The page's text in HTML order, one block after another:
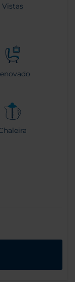
Vistas